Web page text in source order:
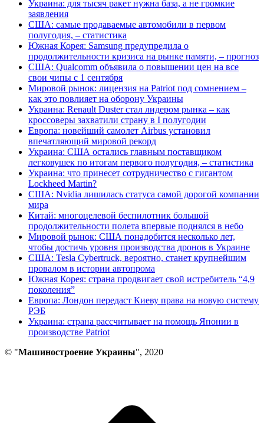
Украина: для тысяч ракет нужна база, а не громкие
заявления
США: самые продаваемые автомобили в первом
полугодия, – статистика
Южная Корея: Samsung предупредила о
продолжительности кризиса на рынке памяти, – прогноз
США: Qualcomm объявила о повышении цен на все
свои чипы с 1 сентября
Мировой рынок: лицензия на Patriot под сомнением –
как это повлияет на оборону Украины
Украина: Renault Duster стал лидером рынка – как
кроссоверы захватили страну в I полугодии
Европа: новейший самолет Airbus установил
впечатляющий мировой рекорд
Украина: США остались главным поставщиком
легковушек по итогам первого полугодия, – статистика
Украина: что принесет сотрудничество с гигантом
Lockheed Martin?
США: Nvidia лишилась статуса самой дорогой компании
мира
Китай: многоцелевой беспилотник большой
продолжительности полета впервые поднялся в небо
Мировой рынок: США понадобится несколько лет,
чтобы достичь уровня производства дронов в Украине
США: Tesla Cybertruck, вероятно, станет крупнейшим
провалом в истории автопрома
Южная Корея: страна продвигает свой истребитель “4,9
поколения”
Европа: Лондон передаст Киеву права на новую систему
РЭБ
Украина: страна рассчитывает на помощь Японии в
производстве Patriot
© "Машиностроение Украины", 2020